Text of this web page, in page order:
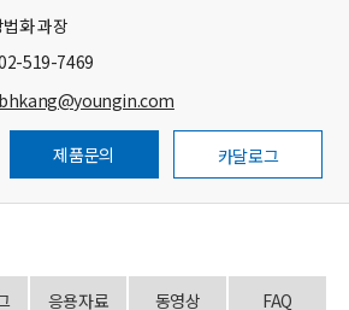
법화 과장
519-7469
bhkang@youngin.com
제품문의 카달로그
응용자료 동영상 FAQ